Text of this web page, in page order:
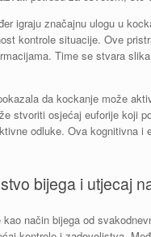
igraju značajnu ulogu u
kontrole situacije. Ove
Time se stvara
da kockanje može
stvoriti osjećaj euforije koji
odluke. Ova kognitivna
bijega i utjecaj
način bijega od